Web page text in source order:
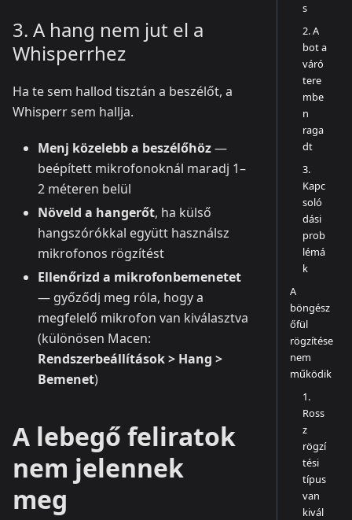
3. A hang nem jut el a
Whisperrhez
Ha te sem hallod tisztán a beszélőt, a
Whisperr sem hallja.
Menj közelebb a beszélőhöz—
beépített mikrofonoknál maradj 1–
2 méteren belül
Növeld a hangerőt, ha külső
hangszórókkal együtt használsz
mikrofonos rögzítést
Ellenőrizd a mikrofonbemenetet
— győződj meg róla, hogy a
megfelelő mikrofon van kiválasztva
(különösen Macen:
Rendszerbeállítások > Hang >
Bemenet)
A lebegő feliratok
nem jelennek
meg
s
2. A
bot a
váró
tere
mbe
n
raga
dt
3.
Kapc
soló
dási
prob
lémá
k
A
böngész
őfül
rögzítése
nem
működik
1.
Ross
z
rögzí
tési
típus
van
kivál